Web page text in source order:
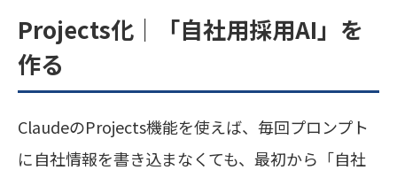
Projects化｜「自社用採用AI」を
作る
ClaudeのProjects機能を使えば、毎回プロンプト
に自社情報を書き込まなくても、最初から「自社